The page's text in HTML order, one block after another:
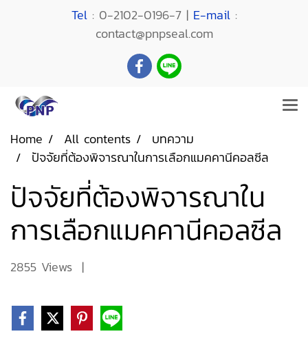
Tel: 0-2102-0196-7 | E-mail:
contact@pnpseal.com
Home All contents
บทความ
ปัจจัยที่ต้องพิจารณาในการเลือกแมคคานีคอลซีล
ปัจจัยที่ต้องพิจารณาใน
การเลือกแมคคานีคอลซีล
2855 Views |